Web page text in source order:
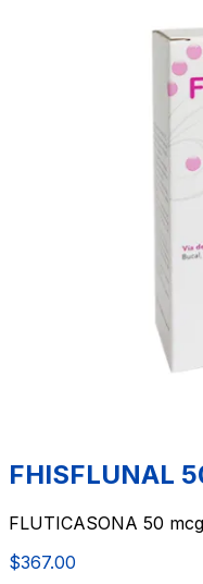
FHISFLUNAL
FLUTICASONA 50
$367.00